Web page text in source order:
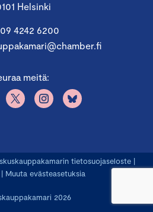
Helsinki
09 4242 6200
meitä:
2026
tietosuojaseloste |
| Muuta evästeasetuksia